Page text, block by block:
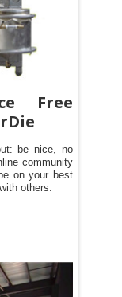
Free
be nice, no
community
on your best
others.